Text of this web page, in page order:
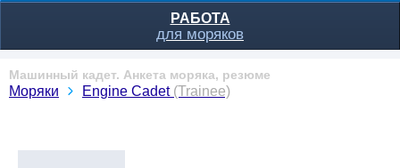
РАБОТА
для моряков
Машинный кадет. Анкета моряка, резюме
Моряки Engine Cadet (Trainee)